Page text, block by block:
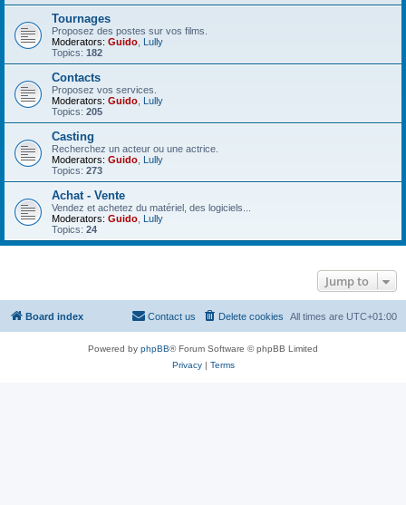
Tournages
Proposez des postes sur vos films.
Moderators: Guido Lully
Topics: 182
Contacts
Proposez vos services.
Moderators: Guido Lully
Topics: 205
Casting
Recherchez un acteur ou une actrice.
Moderators: Guido Lully
Topics: 273
Achat - Vente
Vendez et achetez du matériel, des logiciels...
Moderators: Guido Lully
Topics: 24
Jump to
Board index All times are UTC+01:00
Delete cookies
Contact us
Powered by phpBB® Forum Software © phpBB Limited
Privacy| Terms